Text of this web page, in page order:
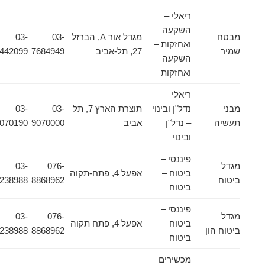
מבטח
שמיר
ריאלי –
השקעה
ואחזקות –
השקעה
ואחזקות
מגדל אור A, הברזל
03-
7684949
6442099
מבני
תעשיה
ריאלי –
נדל"ן ובינוי
– נדל"ן
ובינוי
תוצרת הארץ 7, תל
אביב
03-
9070000
9070190
מגדל
ביטוח
פיננסי –
ביטוח –
ביטוח
אפעל 4, פתח-תקוה
076-
8868962
9238988
מגדל
ביטוח הון
פיננסי –
ביטוח –
ביטוח
אפעל 4, פתח תקוה
076-
8868962
9238988
מכשירים